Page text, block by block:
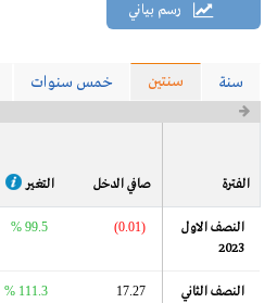
رسم بياني
سنة سنتين خمس سنوات
الفترة صافي الدخل التغير
النصف الاول
2023
(0.01)
99.5 %
النصف الثاني
17.27
111.3 %